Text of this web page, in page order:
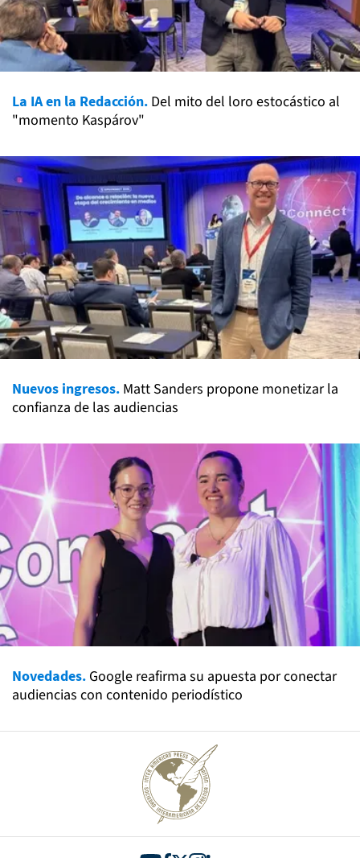
La IA en la Redacción. Del mito del loro estocástico al
"momento Kaspárov"
Nuevos ingresos. Matt Sanders propone monetizar la
confianza de las audiencias
Novedades. Google reafirma su apuesta por conectar
audiencias con contenido periodístico